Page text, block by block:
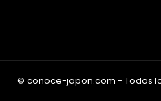
© conoce-japon.com - Todos